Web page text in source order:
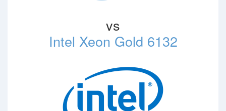
vs
Intel Xeon Gold 6132